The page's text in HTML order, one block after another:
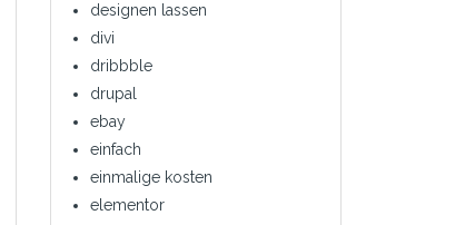
designen lassen
divi
dribbble
drupal
ebay
einfach
einmalige kosten
elementor